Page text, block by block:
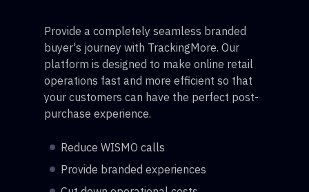
Provide a completely seamless branded
buyer's journey with TrackingMore. Our
platform is designed to make online retail
operations fast and more efficient so that
your customers can have the perfect post-
purchase experience.
Reduce WISMO calls
Provide branded experiences